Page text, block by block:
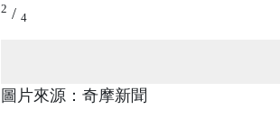
2 / 4
圖片來源：奇摩新聞